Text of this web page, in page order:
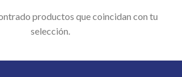
productos que coincidan con tu
selección.